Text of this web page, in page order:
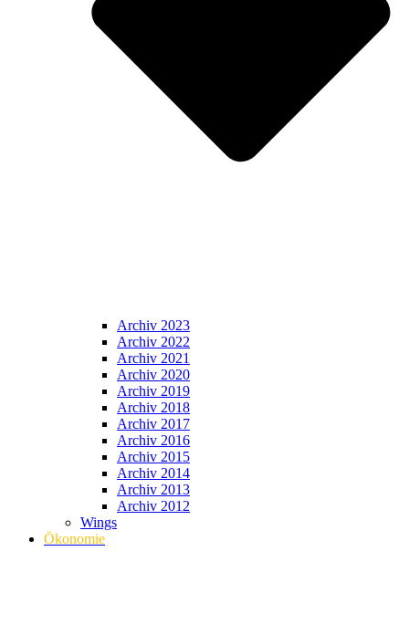
Archiv 2023
Archiv 2022
Archiv 2021
Archiv 2020
Archiv 2019
Archiv 2018
Archiv 2017
Archiv 2016
Archiv 2015
Archiv 2014
Archiv 2013
Archiv 2012
Wings
Ökonomie